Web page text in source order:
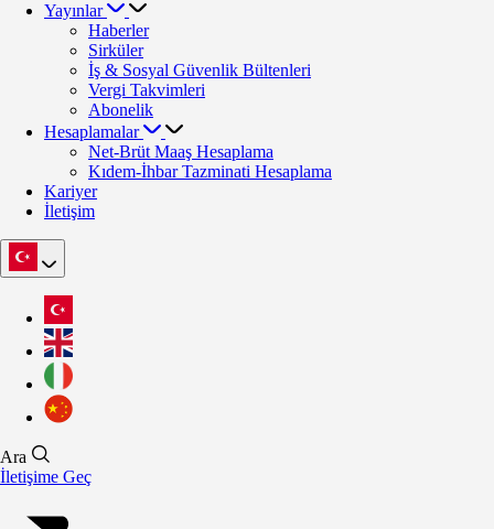
Yayınlar
Haberler
Sirküler
İş & Sosyal Güvenlik Bültenleri
Vergi Takvimleri
Abonelik
Hesaplamalar
Net-Brüt Maaş Hesaplama
Kıdem-İhbar Tazminati Hesaplama
Kariyer
İletişim
Ara
İletişime Geç